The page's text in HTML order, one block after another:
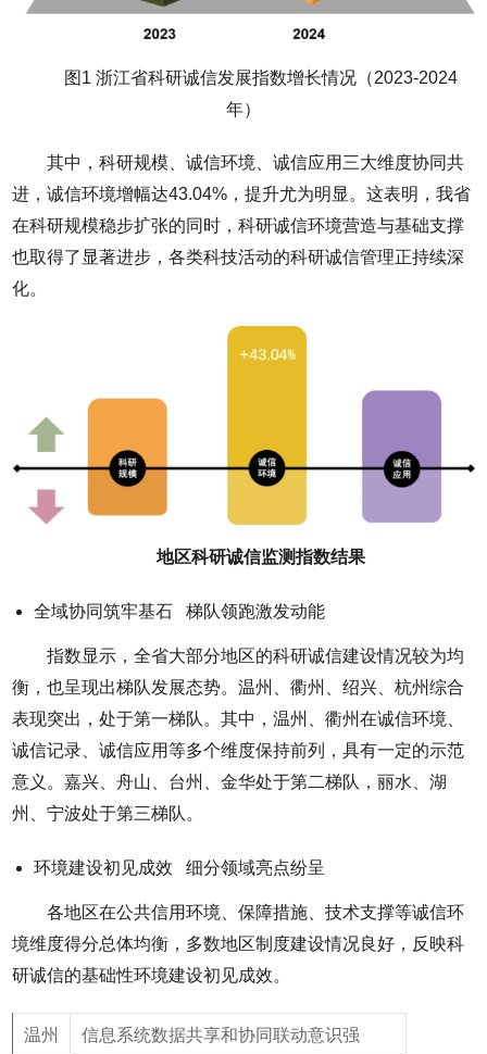
图1 浙江省科研诚信发展指数增长情况（2023-2024
年）
其中，科研规模、诚信环境、诚信应用三大维度协同共
进，诚信环境增幅达43.04%，提升尤为明显。这表明，我省
在科研规模稳步扩张的同时，科研诚信环境营造与基础支撑
也取得了显著进步，各类科技活动的科研诚信管理正持续深
化。
地区科研诚信监测指数结果
全域协同筑牢基石 梯队领跑激发动能
指数显示，全省大部分地区的科研诚信建设情况较为均
衡，也呈现出梯队发展态势。温州、衢州、绍兴、杭州综合
表现突出，处于第一梯队。其中，温州、衢州在诚信环境、
诚信记录、诚信应用等多个维度保持前列，具有一定的示范
意义。嘉兴、舟山、台州、金华处于第二梯队，丽水、湖
州、宁波处于第三梯队。
环境建设初见成效 细分领域亮点纷呈
各地区在公共信用环境、保障措施、技术支撑等诚信环
境维度得分总体均衡，多数地区制度建设情况良好，反映科
研诚信的基础性环境建设初见成效。
温州 信息系统数据共享和协同联动意识强